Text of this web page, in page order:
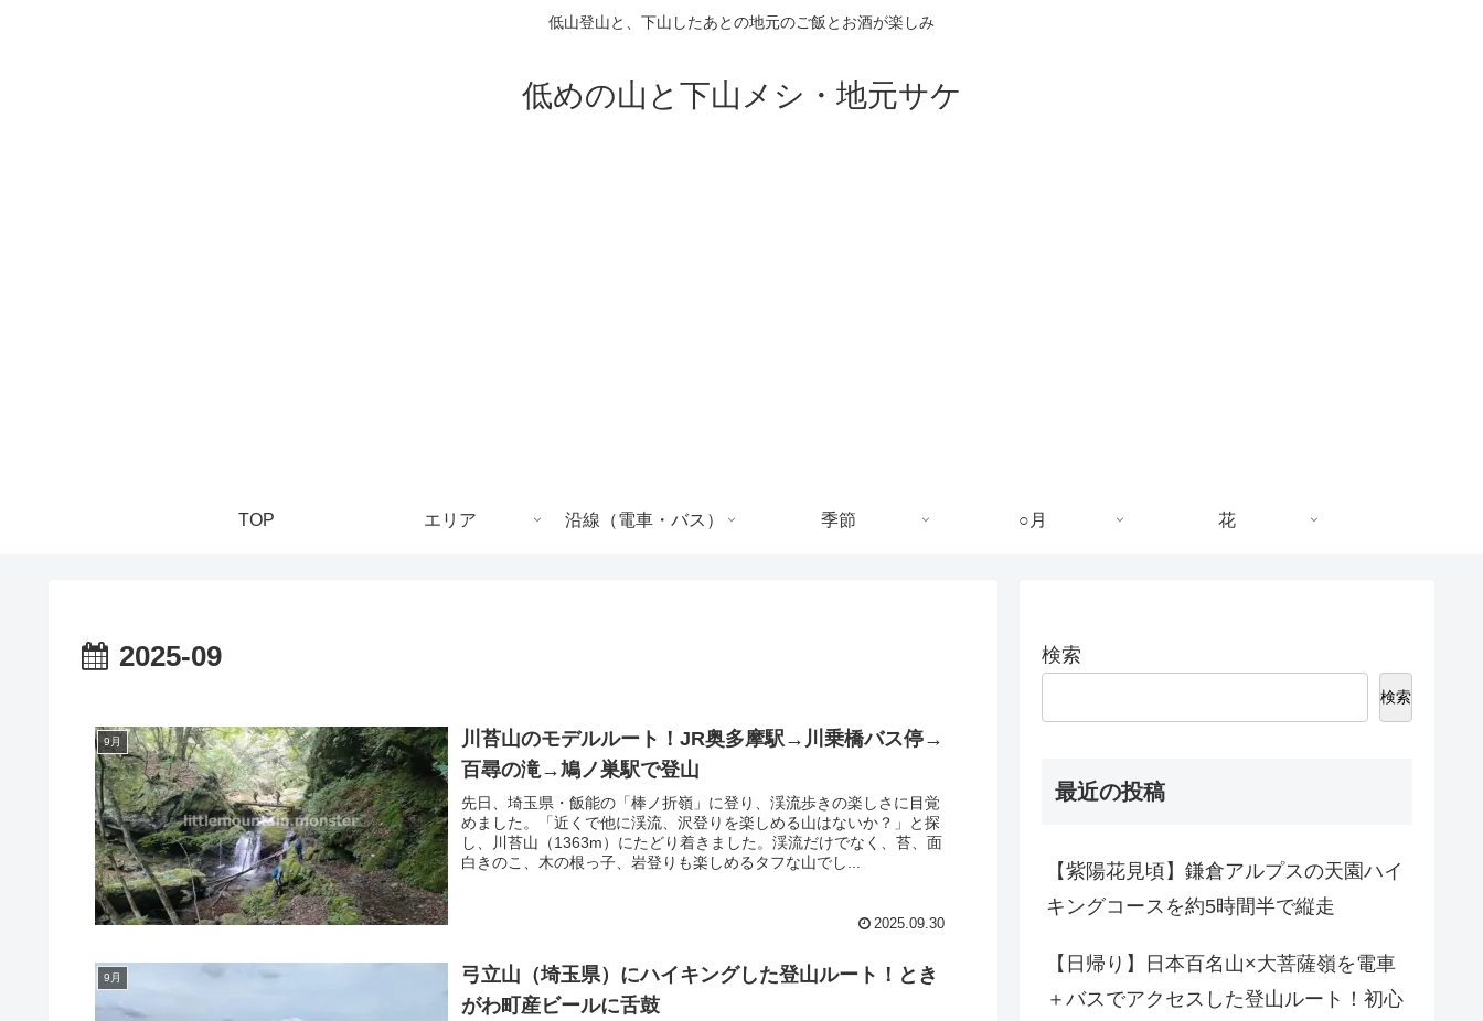
低山登山と、下山したあとの地元のご飯とお酒が楽しみ
低めの山と下山メシ・地元サケ
TOP エリア 沿線（電車・バス） 季節 ○月 花
2025-09
9月
川苔山のモデルルート！JR奥多摩駅→川乗橋バス停→
百尋の滝→鳩ノ巣駅で登山
先日、埼玉県・飯能の「棒ノ折嶺」に登り、渓流歩きの楽しさに目覚
めました。「近くで他に渓流、沢登りを楽しめる山はないか？」と探
し、川苔山（1363m）にたどり着きました。渓流だけでなく、苔、面
白きのこ、木の根っ子、岩登りも楽しめるタフな山でし...
2025.09.30
9月
弓立山（埼玉県）にハイキングした登山ルート！とき
がわ町産ビールに舌鼓
検索
検索
最近の投稿
【紫陽花見頃】鎌倉アルプスの天園ハイ
キングコースを約5時間半で縦走
【日帰り】日本百名山×大菩薩嶺を電車
＋バスでアクセスした登山ルート！初心